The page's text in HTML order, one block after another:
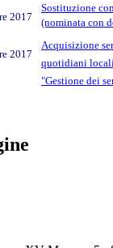
2017
Sostituzione
(nominata con
2017
Acquisizione
quotidiani locali,
"Gestione dei